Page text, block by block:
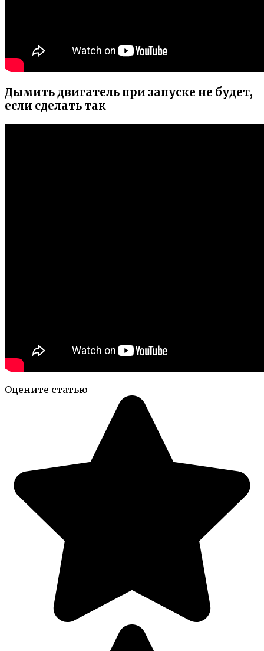
Дымить двигатель при запуске не будет,
если сделать так
Оцените статью